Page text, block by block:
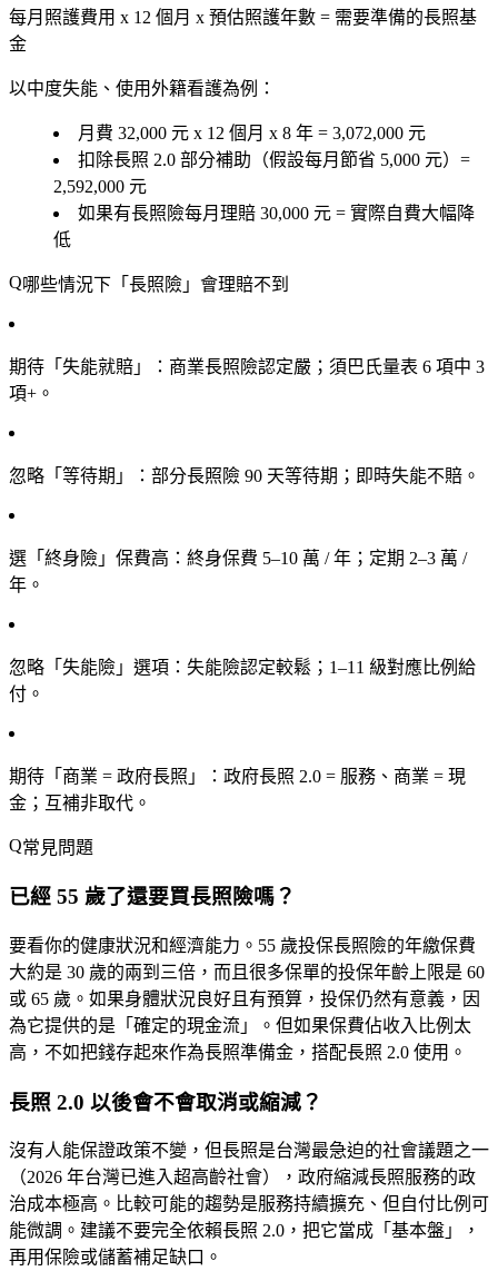
每月照護費用 x 12 個月 x 預估照護年數 = 需要準備的長照基
金
以中度失能、使用外籍看護為例：
月費 32,000 元 x 12 個月 x 8 年 = 3,072,000 元
扣除長照 2.0 部分補助（假設每月節省 5,000 元）=
2,592,000 元
如果有長照險每月理賠 30,000 元 = 實際自費大幅降
低
哪些情況下「長照險」會理賠不到
期待「失能就賠」
：商業長照險認定嚴；須巴氏量表 6 項中 3
項+。
忽略「等待期」 ：部分長照險 90 天等待期；即時失能不賠。
選「終身險」保費高 ：終身保費 5–10 萬 / 年；定期 2–3 萬 /
年。
忽略「失能險」選項 ：失能險認定較鬆；1–11 級對應比例給
付。
期待「商業 = 政府長照」
：政府長照 2.0 = 服務、商業 = 現
金；互補非取代。
常見問題
已經 55 歲了還要買長照險嗎？
要看你的健康狀況和經濟能力。55 歲投保長照險的年繳保費
大約是 30 歲的兩到三倍，而且很多保單的投保年齡上限是 60
或 65 歲。如果身體狀況良好且有預算，投保仍然有意義，因
為它提供的是「確定的現金流」。但如果保費佔收入比例太
高，不如把錢存起來作為長照準備金，搭配長照 2.0 使用。
長照 2.0 以後會不會取消或縮減？
沒有人能保證政策不變，但長照是台灣最急迫的社會議題之一
（2026 年台灣已進入超高齡社會），政府縮減長照服務的政
治成本極高。比較可能的趨勢是服務持續擴充、但自付比例可
能微調。建議不要完全依賴長照 2.0，把它當成「基本盤」，
再用保險或儲蓄補足缺口。